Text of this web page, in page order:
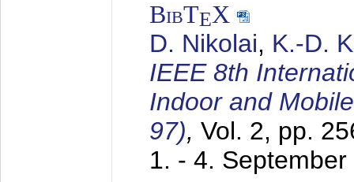
BibTEX
D. Nikolai, K.-D.
IEEE 8th
Indoor and
97), Vol. 2, pp.
1. - 4. September